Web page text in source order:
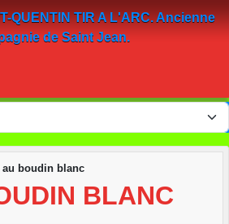
QUENTIN TIR A L'ARC. Ancienne
de Saint Jean.
au boudin blanc
BLANC
cookies